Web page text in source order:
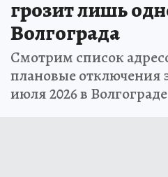
грозит лишь
Волгограда
Смотрим список
плановые отключения
июля 2026 в Волгограде